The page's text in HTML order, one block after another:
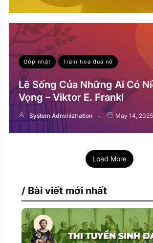
Góp nhặt Trăm hoa đua nở
Lẽ Sống Của Những Ai Có
Vọng – Viktor E. Frankl
System Administration May 14, 2025
Load More
/ Bài viết mới nhất